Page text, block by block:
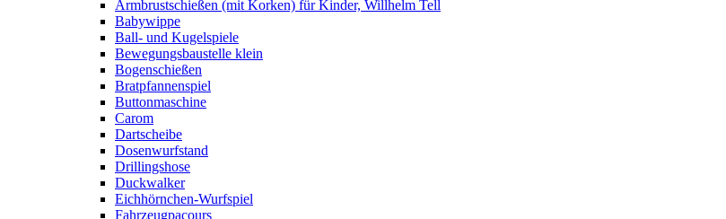
Armbrustschießen (mit Korken) für Kinder, Willhelm Tell
Babywippe
Ball- und Kugelspiele
Bewegungsbaustelle klein
Bogenschießen
Bratpfannenspiel
Buttonmaschine
Carom
Dartscheibe
Dosenwurfstand
Drillingshose
Duckwalker
Eichhörnchen-Wurfspiel
Fahrzeugpacours